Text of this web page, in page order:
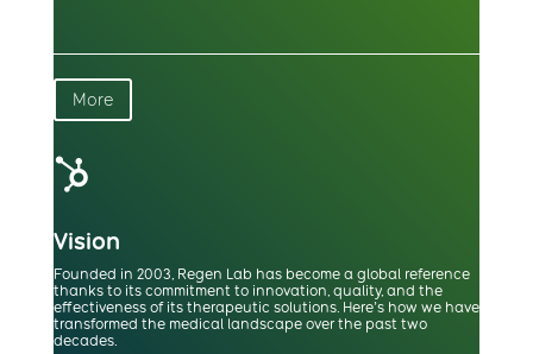
More

Vision
Founded in 2003, Regen Lab has become a global reference
thanks to its commitment to innovation, quality, and the
effectiveness of its therapeutic solutions. Here’s how we have
transformed the medical landscape over the past two
decades.